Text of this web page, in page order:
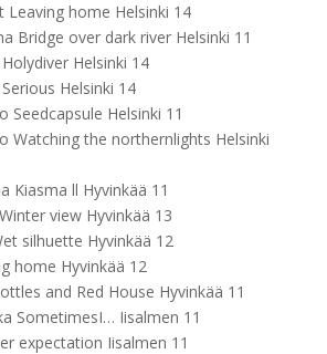
Leaving home Helsinki 14
Bridge over dark river Helsinki 11
Helsinki 14
Helsinki 14
Seedcapsule Helsinki 11
Watching the northernlights Helsinki
Kiasma ll Hyvinkää 11
view Hyvinkää 13
silhuette Hyvinkää 12
home Hyvinkää 12
and Red House Hyvinkää 11
SometimesI… Iisalmen 11
expectation Iisalmen 11